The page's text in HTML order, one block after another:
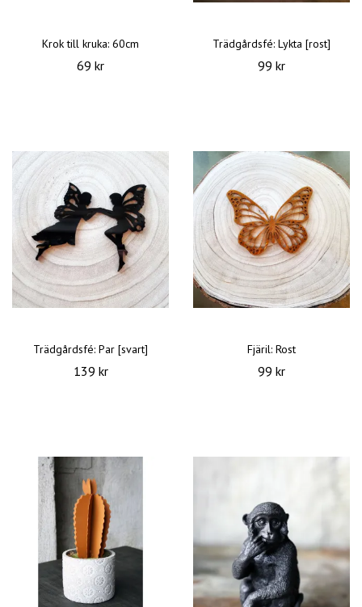
Krok till kruka: 60cm
69 kr
Trädgårdsfé: Lykta [rost]
99 kr
Trädgårdsfé: Par [svart]
139 kr
Fjäril: Rost
99 kr